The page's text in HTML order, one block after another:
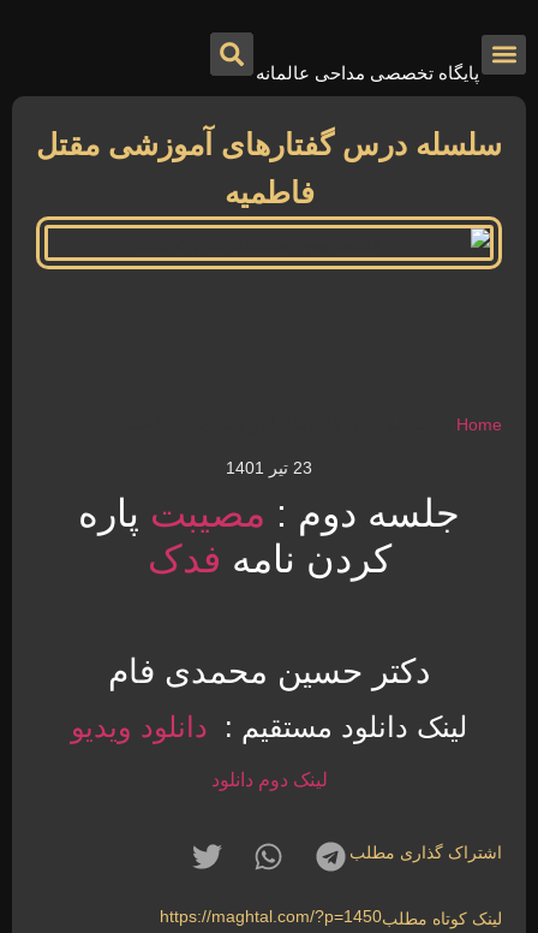
پایگاه تخصصی مداحی عالمانه
سلسله درس گفتارهای آموزشی مقتل
فاطمیه
Home
23 تیر 1401
جلسه دوم : مصیبت پاره
کردن نامه فدک
دکتر حسین محمدی فام
لینک دانلود مستقیم : دانلود ویدیو
لینک دوم دانلود
اشتراک گذاری مطلب
لینک کوتاه مطلبhttps://maghtal.com/?p=1450